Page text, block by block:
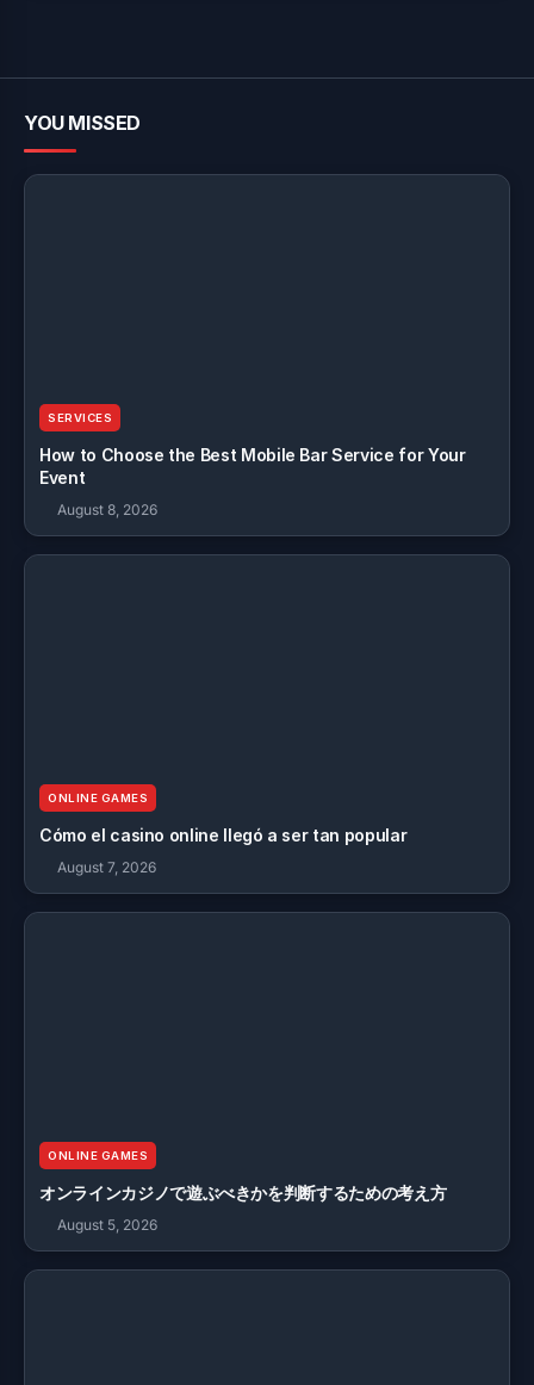
YOU MISSED
SERVICES
How to Choose the Best Mobile Bar Service for Your
Event
August 8, 2026
ONLINE GAMES
Cómo el casino online llegó a ser tan popular
August 7, 2026
ONLINE GAMES
オンラインカジノで遊ぶべきかを判断するための考え方
August 5, 2026